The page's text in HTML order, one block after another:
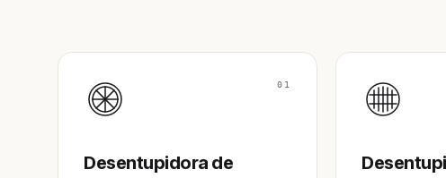
01
Desentupidora de